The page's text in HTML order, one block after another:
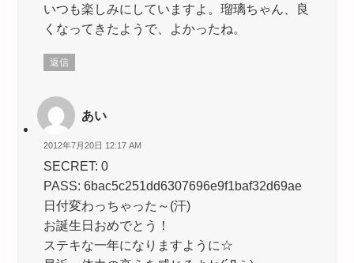
いつも楽しみにしていますよ。瑠璃ちゃん、良
くなってきたようで、よかったね。
返信
あい
2012年7月20日 12:17 AM
SECRET: 0
PASS: 6bac5c251dd6307696e9f1baf32d69ae
日付変わっちゃった～(汗)
お誕生日おめでとう！
ステキな一年になりますように☆